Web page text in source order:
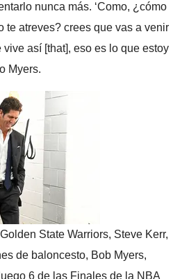
nunca más. ‘Como, ¿cómo
te atreves? crees que vas a venir
así [that], eso es lo que estoy
Myers.
State Warriors, Steve Kerr,
de baloncesto, Bob Myers,
6 de las Finales de la NBA